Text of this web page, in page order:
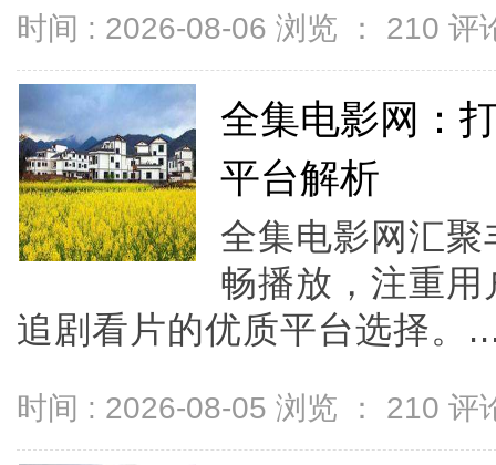
时间 : 2026-08-06 浏览 ： 210 评
全集电影网：
平台解析
全集电影网汇
畅播放，注重
追剧看片的优质平台选择。
时间 : 2026-08-05 浏览 ： 210 评